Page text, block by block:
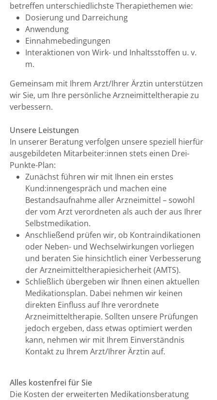
betreffen unterschiedlichste Therapiethemen wie:
Dosierung und Darreichung
Anwendung
Einnahmebedingungen
Interaktionen von Wirk- und Inhaltsstoffen u. v.
m.
Gemeinsam mit Ihrem Arzt/Ihrer Ärztin unterstützen
wir Sie, um Ihre persönliche Arzneimitteltherapie zu
verbessern.
Unsere Leistungen
In unserer Beratung verfolgen unsere speziell hierfür
ausgebildeten Mitarbeiter:innen stets einen Drei-
Punkte-Plan:
Zunächst führen wir mit Ihnen ein erstes
Kund:innengespräch und machen eine
Bestandsaufnahme aller Arzneimittel – sowohl
der vom Arzt verordneten als auch der aus Ihrer
Selbstmedikation.
Anschließend prüfen wir, ob Kontraindikationen
oder Neben- und Wechselwirkungen vorliegen
und beraten Sie hinsichtlich einer Verbesserung
der Arzneimitteltherapiesicherheit (AMTS).
Schließlich übergeben wir Ihnen einen aktuellen
Medikationsplan. Dabei nehmen wir keinen
direkten Einfluss auf Ihre verordnete
Arzneimitteltherapie. Sollten unsere Prüfungen
jedoch ergeben, dass etwas optimiert werden
kann, nehmen wir mit Ihrem Einverständnis
Kontakt zu Ihrem Arzt/Ihrer Ärztin auf.
Alles kostenfrei für Sie
Die Kosten der erweiterten Medikationsberatung